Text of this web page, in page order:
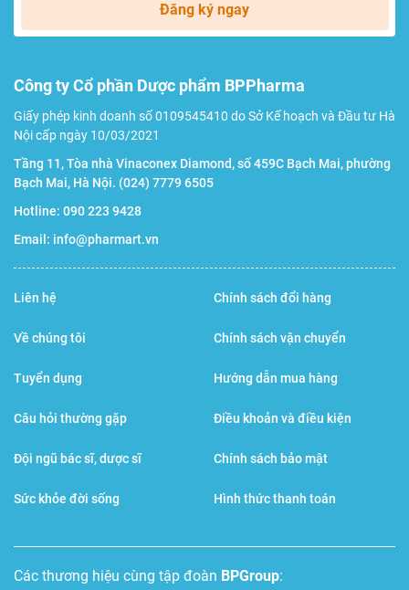
Đăng ký ngay
Công ty Cổ phần Dược phẩm BPPharma
Giấy phép kinh doanh số 0109545410 do Sở Kế hoạch và Đầu tư Hà
Nội cấp ngày 10/03/2021
Tầng 11, Tòa nhà Vinaconex Diamond, số 459C Bạch Mai, phường
Bạch Mai, Hà Nội. (024) 7779 6505
Hotline: 090 223 9428
Email: info@pharmart.vn
Liên hệ
Về chúng tôi
Tuyển dụng
Câu hỏi thường gặp
Đội ngũ bác sĩ, dược sĩ
Sức khỏe đời sống
Chính sách đổi hàng
Chính sách vận chuyển
Hướng dẫn mua hàng
Điều khoản và điều kiện
Chính sách bảo mật
Hình thức thanh toán
Các thương hiệu cùng tập đoàn BPGroup: